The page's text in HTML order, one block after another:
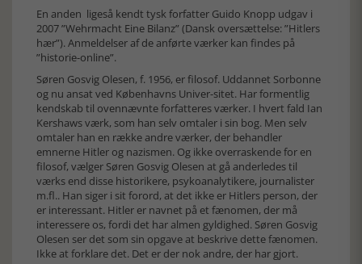
En anden ligeså kendt tysk forfatter Guido Knopp udgav i
2007 ”Wehrmacht Eine Bilanz” (Dansk oversættelse: ”Hitlers
hær”). Anmeldelser af de anførte værker kan findes på
”historie-online”.
Søren Gosvig Olesen, f. 1956, er filosof. Uddannet Sorbonne
og nu ansat ved Københavns Univer-sitet. Har formentlig
kendskab til ovennævnte forfatteres værker. I hvert fald Ian
Kershaws værk, som han selv omtaler i sin bog. Men selv
omtaler han en række andre værker, der behandler
emnerne Hitler og nazismen. Og ikke overraskende for en
filosof, vælger Søren Gosvig Olesen at gå anderledes til
værks end disse historikere, psykoanalytikere, journalister
m.fl.. Han siger i sit forord, at det ikke er Hitlers person, der
er interessant. Hitler er navnet på et fænomen, der må
interessere os, fordi det har almen gyldighed. Søren Gosvig
Olesen ser det som sin opgave at beskrive dette fænomen.
Ikke at forklare det. Det er der nok andre, der har gjort.